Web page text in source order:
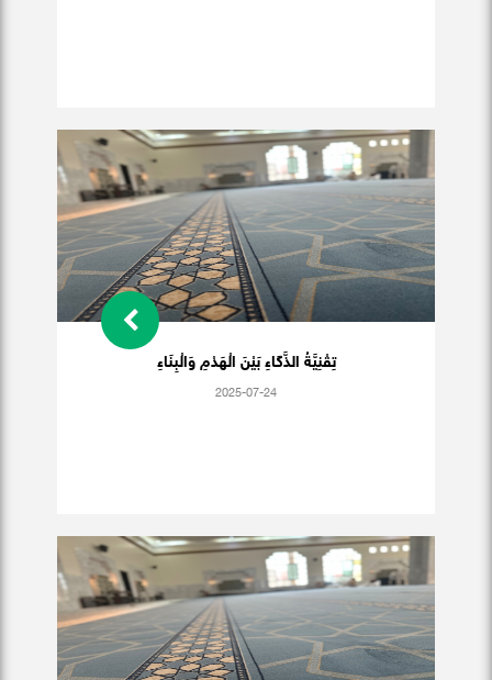
تِقْنِيَّةُ الذَّكَاءِ بَيْنَ الْهَدْمِ وَالْبِنَاءِ
2025-07-24